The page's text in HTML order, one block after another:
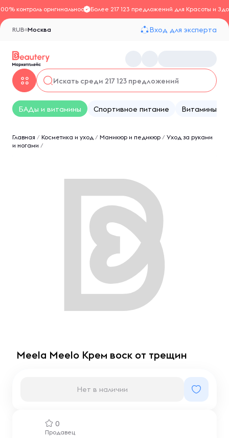
контроль оригинальностиБолее 217 123 предложений для Красоты и
Москва
RUB Вход для эксперта
БАДы и витамины Спортивное питание Витамины
Главная / Косметика и уход / Маникюр и педикюр / Уход за руками
и ногами /
Meela Meelo Крем воск от трещин
0
Продавец
Нет в наличии